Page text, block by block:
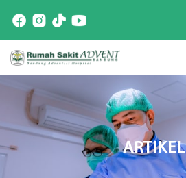
ARTIKEL